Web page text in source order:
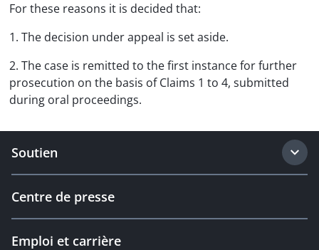
For these reasons it is decided that:
1. The decision under appeal is set aside.
2. The case is remitted to the first instance for further
prosecution on the basis of Claims 1 to 4, submitted
during oral proceedings.
Soutien
Centre de presse
Emploi et carrière